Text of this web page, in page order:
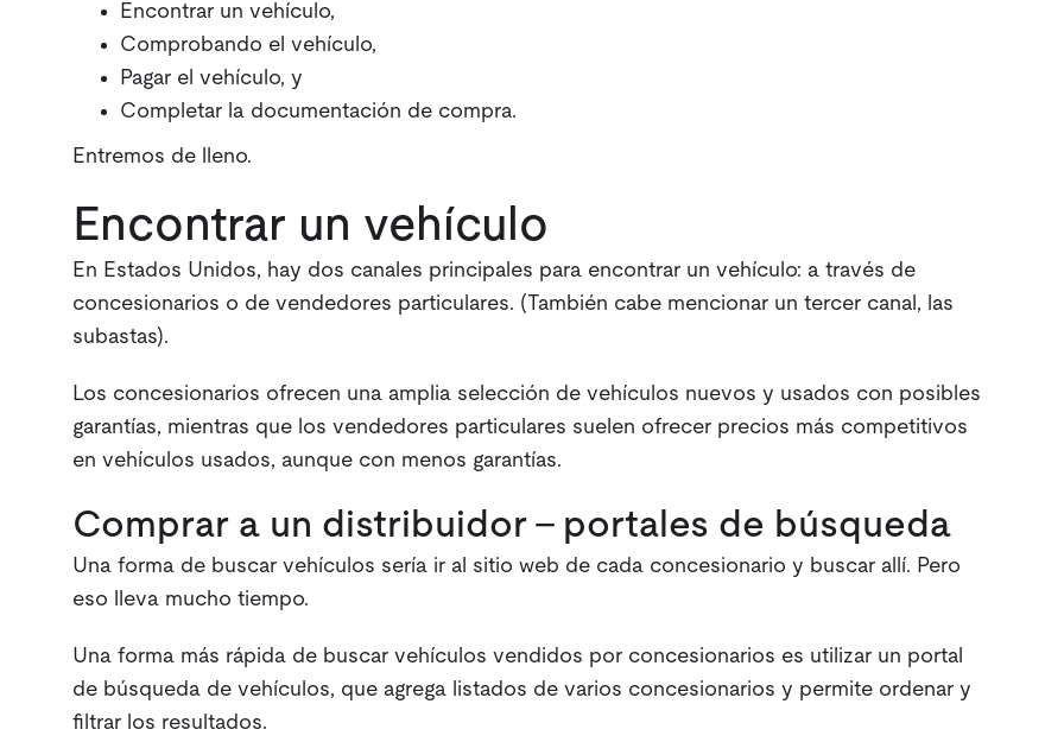
Encontrar un vehículo,
Comprobando el vehículo,
Pagar el vehículo, y
Completar la documentación de compra.
Entremos de lleno.
Encontrar un vehículo
En Estados Unidos, hay dos canales principales para encontrar un vehículo: a través de
concesionarios o de vendedores particulares. (También cabe mencionar un tercer canal, las
subastas).
Los concesionarios ofrecen una amplia selección de vehículos nuevos y usados con posibles
garantías, mientras que los vendedores particulares suelen ofrecer precios más competitivos
en vehículos usados, aunque con menos garantías.
Comprar a un distribuidor - portales de búsqueda
Una forma de buscar vehículos sería ir al sitio web de cada concesionario y buscar allí. Pero
eso lleva mucho tiempo.
Una forma más rápida de buscar vehículos vendidos por concesionarios es utilizar un portal
de búsqueda de vehículos, que agrega listados de varios concesionarios y permite ordenar y
filtrar los resultados.